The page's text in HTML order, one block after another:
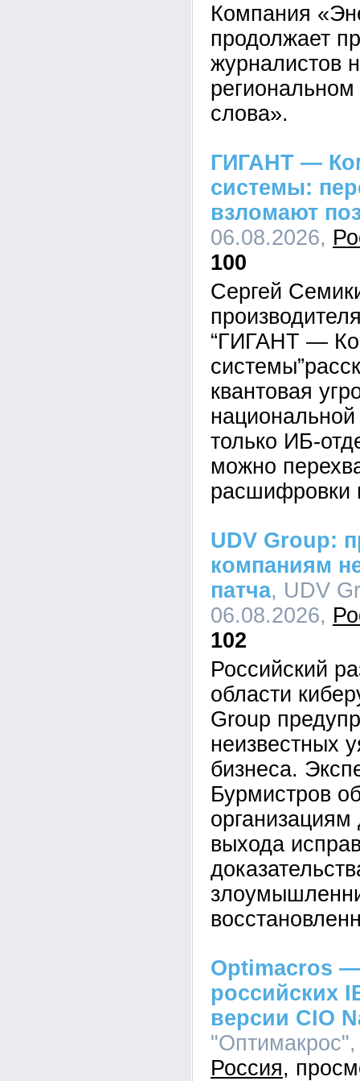
Компания
продолжает
журналистов
слова».
ГИГАНТ —
системы:
взломают
06.08.2026,
100
Сергей
“ГИГАНТ —
квантовая
только ИБ-
можно
расшифровки
UDV Group:
компаниям
патча, UDV
06.08.2026,
102
Российский
области
Group
неизвестных
бизнеса.
Бурмистров
организациям
выхода
Optimacros —
российских
версии CIO
Россия